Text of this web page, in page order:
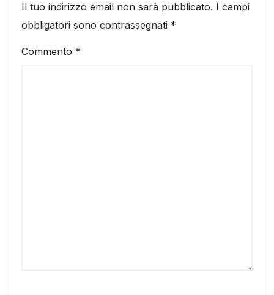
Il tuo indirizzo email non sarà pubblicato. I campi
obbligatori sono contrassegnati *
Commento *